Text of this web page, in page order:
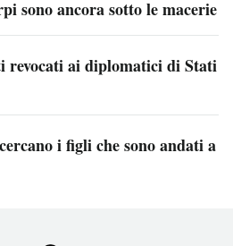
sono ancora sotto le macerie
revocati ai diplomatici di Stati
i figli che sono andati a